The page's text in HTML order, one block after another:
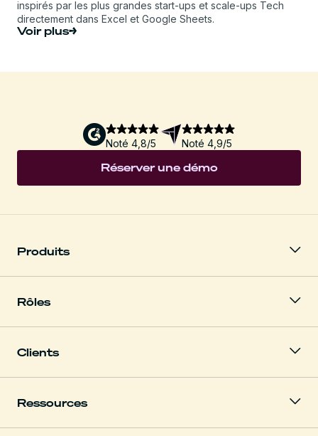
inspirés par les plus grandes start-ups et scale-ups Tech
directement dans Excel et Google Sheets.
Voir plus
Noté 4,8/5 Noté 4,9/5
Réserver une démo
Produits
Rôles
Clients
Ressources